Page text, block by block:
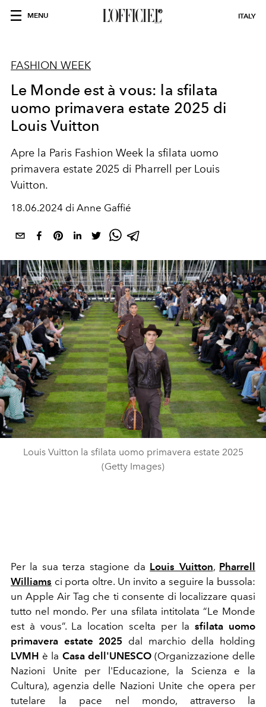
MENU ITALY
FASHION WEEK
Le Monde est à vous: la sfilata
uomo primavera estate 2025 di
Louis Vuitton
Apre la Paris Fashion Week la sfilata uomo
primavera estate 2025 di Pharrell per Louis
Vuitton.
18.06.2024 di Anne Gaffié
Louis Vuitton la sfilata uomo primavera estate 2025
(Getty Images)
Per la sua terza stagione da Louis Vuitton, Pharrell
Williams ci porta oltre. Un invito a seguire la bussola:
un Apple Air Tag che ti consente di localizzare quasi
tutto nel mondo. Per una sfilata intitolata “Le Monde
est à vous”. La location scelta per la sfilata uomo
primavera estate 2025 dal marchio della holding
LVMH è la Casa dell'UNESCO(Organizzazione delle
Nazioni Unite per l'Educazione, la Scienza e la
Cultura), agenzia delle Nazioni Unite che opera per
tutelare la pace nel mondo, attraverso la